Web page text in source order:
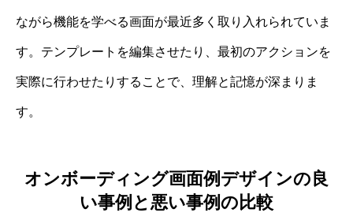
ながら機能を学べる画面が最近多く取り入れられていま
す。テンプレートを編集させたり、最初のアクションを
実際に行わせたりすることで、理解と記憶が深まりま
す。
オンボーディング画面例デザインの良
い事例と悪い事例の比較